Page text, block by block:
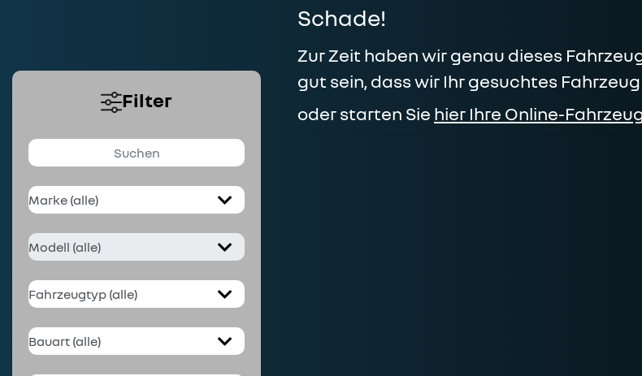
Filter
Schade!
Zur Zeit haben wir genau dieses
gut sein, dass wir Ihr gesuchtes Fahrzeug
oder starten Sie hier Ihre Online-